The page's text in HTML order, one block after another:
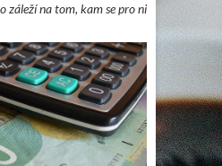
záleží na tom, kam se pro ni